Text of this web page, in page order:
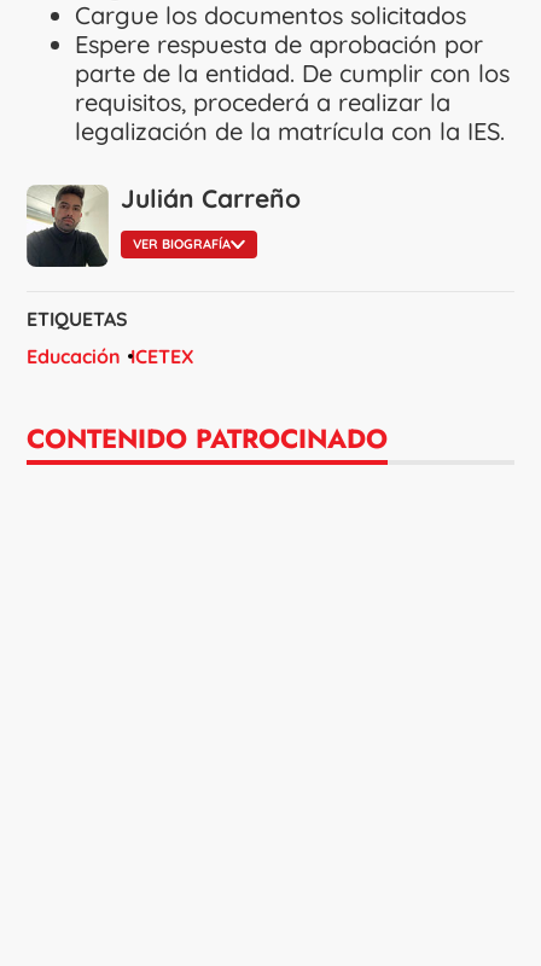
Cargue los documentos solicitados
Espere respuesta de aprobación por
parte de la entidad. De cumplir con los
requisitos, procederá a realizar la
legalización de la matrícula con la IES.
Julián Carreño
VER BIOGRAFÍA
ETIQUETAS
Educación ICETEX
CONTENIDO PATROCINADO